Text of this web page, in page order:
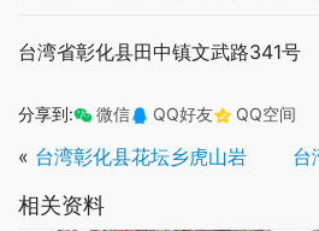
台湾省彰化县田中镇文武路341号
分享到: 微信 QQ好友 QQ空间
« 台湾彰化县花坛乡虎山岩 台
相关资料